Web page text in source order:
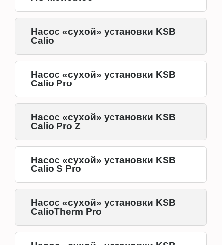
Насос «сухой» установки KSB
Calio
Насос «сухой» установки KSB
Calio Pro
Насос «сухой» установки KSB
Calio Pro Z
Насос «сухой» установки KSB
Calio S Pro
Насос «сухой» установки KSB
CalioTherm Pro